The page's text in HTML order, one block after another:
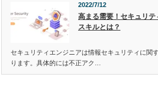
2022/7/12
高まる需要！セキュリ
スキルとは？
セキュリティエンジニアは情報セキュリティに関
ります。具体的には不正アク…